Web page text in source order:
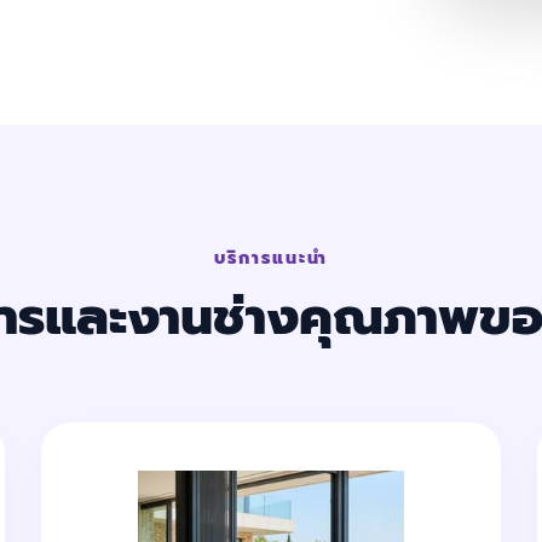
บริการแนะนำ
รและงานช่างคุณภาพขอ